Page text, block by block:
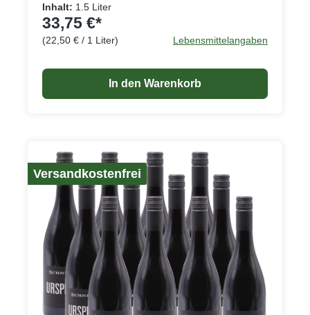
in der Nase zeigt der Wein reife und konzentrierte
Fruchtaromen dunkler Beeren, die vollmundig und
weich auch am Gaumen dominieren. Eine feine
Schokolade runden das Gesamtbild des recht
nachhaltigen Weines ab. Ideal passt er zu
kräftigen, nicht zu würzigen Speisen, ist aber auch
Inhalt: 1.5 Liter
33,75 €*
(22,50 € / 1 Liter) Lebensmittelangaben
In den Warenkorb
Versandkostenfrei